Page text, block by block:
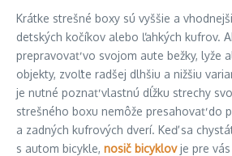
Krátke strešné boxy sú vyššie a
detských kočíkov alebo ľahkých kufrov.
prepravovať vo svojom aute bežky, lyže
objekty, zvoľte radšej dlhšiu a nižšiu
je nutné poznať vlastnú dĺžku strechy
strešného boxu nemôže presahovať do
a zadných kufrových dverí. Keď sa
s autom bicykle, nosič bicyklovje pre vás